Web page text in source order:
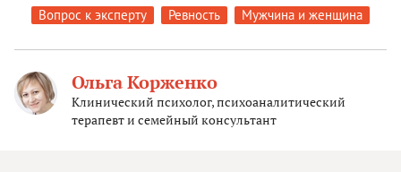
Вопрос к эксперту Ревность Мужчина и женщина
Ольга Корженко
Клинический психолог, психоаналитический
терапевт и семейный консультант